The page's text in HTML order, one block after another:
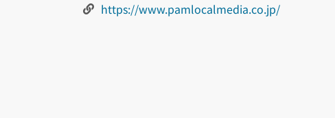
https://www.pamlocalmedia.co.jp/